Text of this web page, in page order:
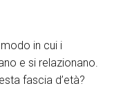
in cui i
e si relazionano.
fascia d’età?